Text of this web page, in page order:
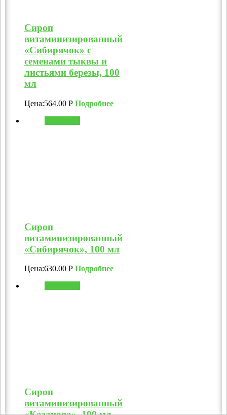
Сироп
витаминизированный
«Сибирячок» с
семенами тыквы и
листьями березы, 100
мл
Цена:564.00 Р Подробнее
Сироп
витаминизированный
«Сибирячок», 100 мл
Цена:630.00 Р Подробнее
Сироп
витаминизированный